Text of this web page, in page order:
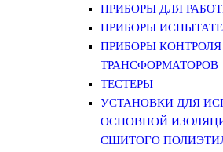
ПРИБОРЫ ДЛЯ
ПРИБОРЫ
ПРИБОРЫ
ТРАНСФОРМАТОРОВ
ТЕСТЕРЫ
УСТАНОВКИ ДЛЯ
ОСНОВНОЙ
СШИТОГО